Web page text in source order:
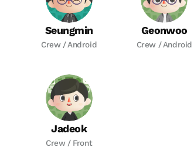
Seungmin
Crew / Android
Geonwoo
Crew / Android
Jadeok
Crew / Front